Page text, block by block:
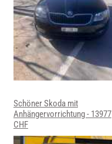
Schöner Skoda mit
Anhängervorrichtung - 13977
CHF